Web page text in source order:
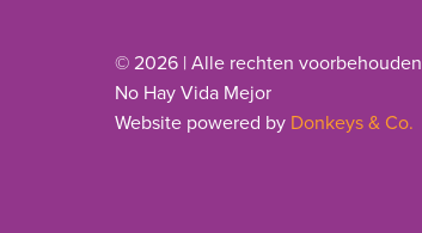
© 2026 | Alle rechten voorbehouden
No Hay Vida Mejor
Website powered by Donkeys & Co.